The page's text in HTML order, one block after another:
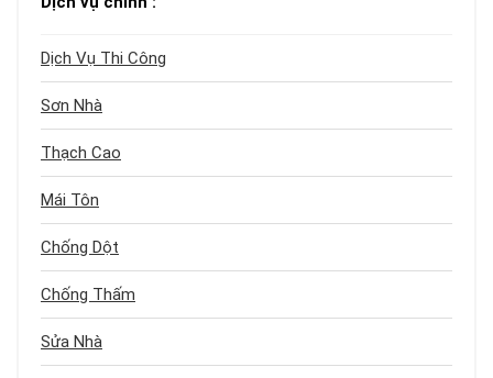
Dịch Vụ Thi Công
Sơn Nhà
Thạch Cao
Mái Tôn
Chống Dột
Chống Thấm
Sửa Nhà